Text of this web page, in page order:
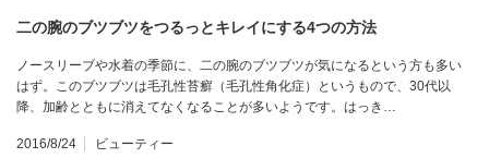
二の腕のブツブツをつるっとキレイにする4つの方法
ノースリーブや水着の季節に、二の腕のブツブツが気になるという方も多い
はず。このブツブツは毛孔性苔癬（毛孔性角化症）というもので、30代以
降、加齢とともに消えてなくなることが多いようです。はっき…
2016/8/24 ビューティー